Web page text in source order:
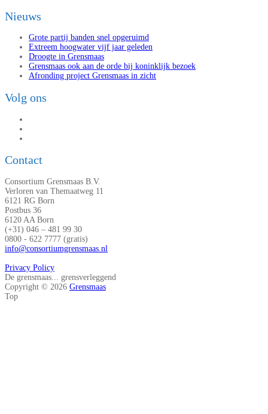
Nieuws
Grote partij banden snel opgeruimd
Extreem hoogwater vijf jaar geleden
Droogte in Grensmaas
Grensmaas ook aan de orde bij koninklijk bezoek
Afronding project Grensmaas in zicht
Volg ons
Contact
Consortium Grensmaas B.V.
Verloren van Themaatweg 11
6121 RG Born
Postbus 36
6120 AA Born
(+31) 046 – 481 99 30
0800 - 622 7777 (gratis)
info@consortiumgrensmaas.nl
Privacy Policy
De grensmaas... grensverleggend
Copyright © 2026 Grensmaas
Top